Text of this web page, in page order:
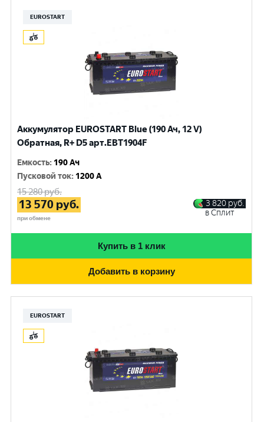
EUROSTART
Аккумулятор EUROSTART Blue (190 Ач, 12 V)
Обратная, R+ D5 арт.EBT1904F
Емкость: 190 Ач
Пусковой ток: 1200 A
15 280руб.
13 570 руб.
при обмене
3 820 руб.
в Сплит
Купить в 1 клик
Добавить в корзину
EUROSTART